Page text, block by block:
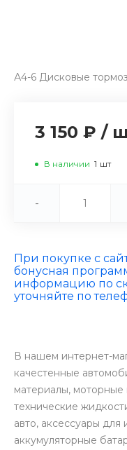
А4-6 Дисковые
3 150 ₽ /
В наличии 1 шт
-
При покупке с
бонусная
информацию по
уточняйте по
В нашем интернет-
качестенные
материалы,
технические
авто, аксессуары для
аккумуляторные